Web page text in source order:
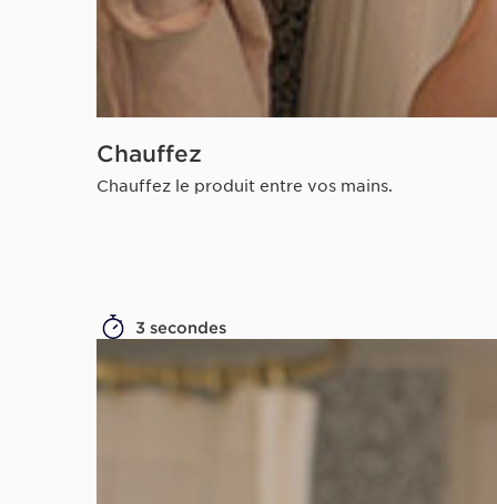
Chauffez
Chauffez le produit entre vos mains.
3 secondes